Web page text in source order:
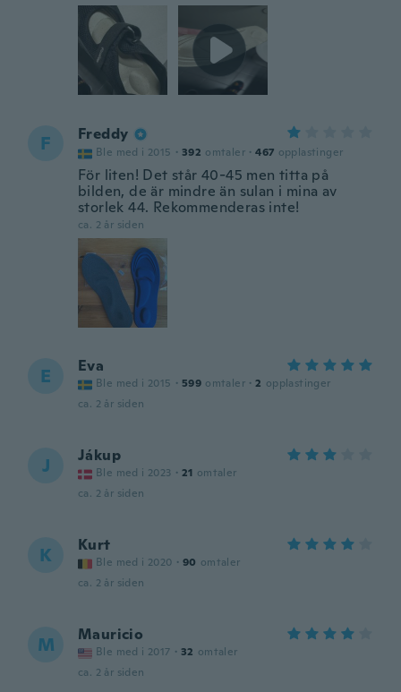
F Freddy
Ble med i 2015 · 392 omtaler · 467 opplastinger
För liten! Det står 40-45 men titta på
bilden, de är mindre än sulan i mina av
storlek 44. Rekommenderas inte!
ca. 2 år siden
E Eva
Ble med i 2015 · 599 omtaler · 2 opplastinger
ca. 2 år siden
J Jákup
Ble med i 2023 · 21 omtaler
ca. 2 år siden
K Kurt
Ble med i 2020 · 90 omtaler
ca. 2 år siden
M Mauricio
Ble med i 2017 · 32 omtaler
ca. 2 år siden